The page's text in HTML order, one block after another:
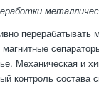
перерабатывать
Механическая и
контроль состава